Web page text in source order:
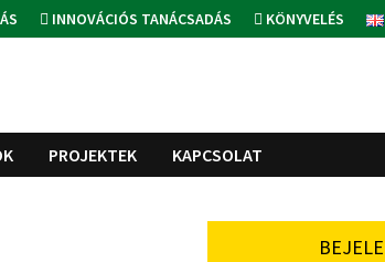
INNOVÁCIÓS TANÁCSADÁS KÖNYVELÉS
PROJEKTEK KAPCSOLAT